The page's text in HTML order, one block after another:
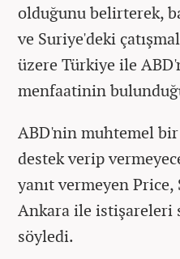
olduğunu belirterek,
ve Suriye'deki
üzere Türkiye ile
menfaatinin
ABD'nin muhtemel
destek verip
yanıt vermeyen
Ankara ile istişareleri
söyledi.